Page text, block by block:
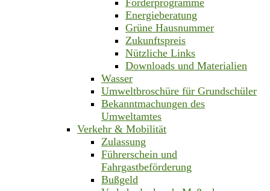
Energieberatung
Grüne Hausnummer
Zukunftspreis
Nützliche Links
Downloads und Materialien
Wasser
Umweltbroschüre für Grundschüler
Bekanntmachungen des
Umweltamtes
Verkehr & Mobilität
Zulassung
Führerschein und
Fahrgastbeförderung
Bußgeld